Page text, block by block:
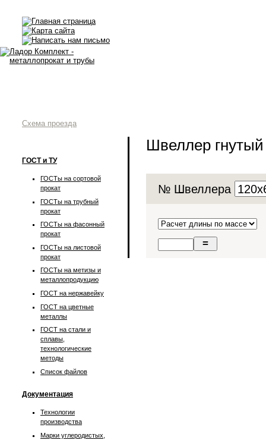
Схема проезда
ГОСТ и ТУ
ГОСТы на сортовой
прокат
ГОСТы на трубный
прокат
ГОСТы на фасонный
прокат
ГОСТы на листовой
прокат
ГОСТы на метизы и
металлопродукцию
ГОСТ на нержавейку
ГОСТ на цветные
металлы
ГОСТ на стали и
сплавы,
технологические
методы
Список файлов
Документация
Технологии
производства
Марки углеродистых,
Швеллер гнутый
№ Швеллера